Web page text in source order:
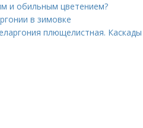
и обильным цветением?
в зимовке
плющелистная. Каскады